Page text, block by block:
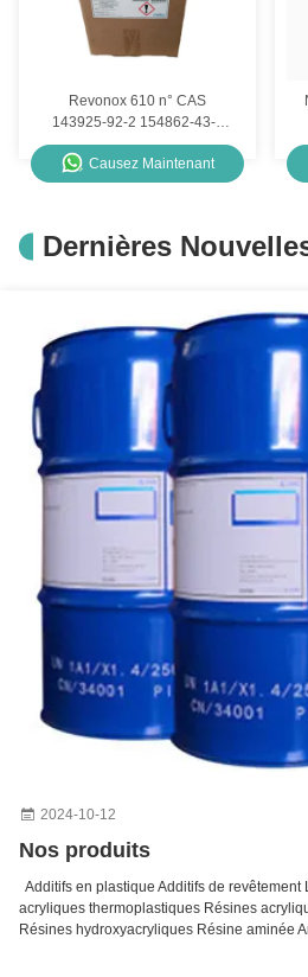
Revonox 610 n° CAS
143925-92-2 154862-43-8
Antioxydants
Causez Maintenant
Dernières
2024-10-12
Nos produits
Additifs en plastique Additifs de
acryliques thermoplastiques Résines
Résines hydroxyacryliques Résine aminée